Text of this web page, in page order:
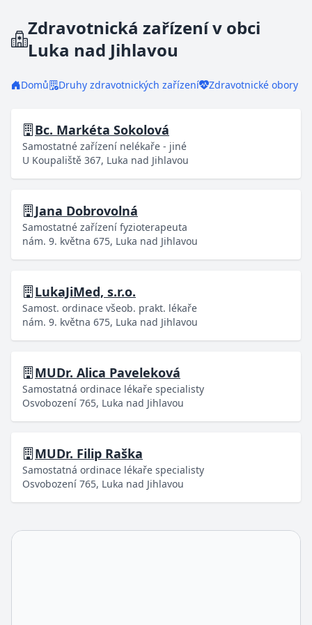
Zdravotnická zařízení v obci
Luka nad Jihlavou
Domů Druhy zdravotnických zařízení Zdravotnické obory
Bc. Markéta Sokolová
Samostatné zařízení nelékaře - jiné
U Koupaliště 367, Luka nad Jihlavou
Jana Dobrovolná
Samostatné zařízení fyzioterapeuta
nám. 9. května 675, Luka nad Jihlavou
LukaJiMed, s.r.o.
Samost. ordinace všeob. prakt. lékaře
nám. 9. května 675, Luka nad Jihlavou
MUDr. Alica Paveleková
Samostatná ordinace lékaře specialisty
Osvobození 765, Luka nad Jihlavou
MUDr. Filip Raška
Samostatná ordinace lékaře specialisty
Osvobození 765, Luka nad Jihlavou